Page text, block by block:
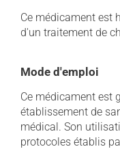
Ce médicament est
d'un traitement de
Mode d'emploi
Ce médicament est
établissement de
médical. Son
protocoles établis